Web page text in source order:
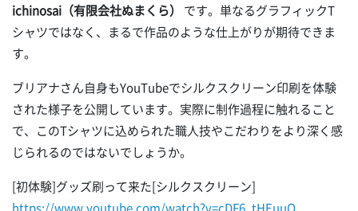
ichinosai（有限会社ぬまくら） です。単なるグラフィックT
シャツではなく、まるで作品のような仕上がりが期待できま
す。
ブリアナさん自身もYouTubeでシルクスクリーン印刷を体験
された様子を公開しています。実際に制作過程に触れること
で、このTシャツに込められた職人技やこだわりをより深く感
じられるのではないでしょうか。
[初体験]グッズ刷って来た[シルクスクリーン]
https://www.youtube.com/watch?v=cDF6_tHEuuQ